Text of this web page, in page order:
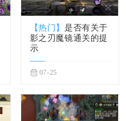
【热门】 是否有关于
影之刃魔镜通关的提
示
07-25